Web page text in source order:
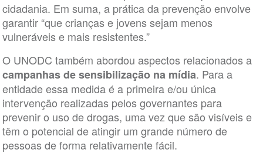
cidadania. Em suma, a prática da prevenção envolve
garantir “que crianças e jovens sejam menos
vulneráveis e mais resistentes.”
O UNODC também abordou aspectos relacionados a
campanhas de sensibilização na mídia. Para a
entidade essa medida é a primeira e/ou única
intervenção realizadas pelos governantes para
prevenir o uso de drogas, uma vez que são visíveis e
têm o potencial de atingir um grande número de
pessoas de forma relativamente fácil.